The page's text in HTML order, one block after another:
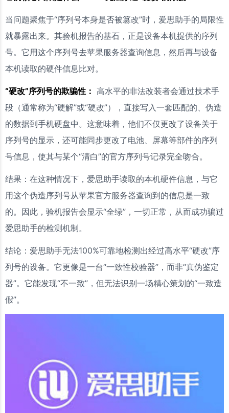
当问题聚焦于“序列号本身是否被篡改”时，爱思助手的局限性
就暴露出来。其验机报告的基石，正是设备本机提供的序列
号。它用这个序列号去苹果服务器查询信息，然后再与设备
本机读取的硬件信息比对。
“硬改”序列号的欺骗性： 高水平的非法改装者会通过技术手
段（通常称为“硬解”或“硬改”），直接写入一套匹配的、伪造
的数据到手机硬盘中。这意味着，他们不仅更改了设备关于
序列号的显示，还可能同步更改了电池、屏幕等部件的序列
号信息，使其与某个“清白”的官方序列号记录完全吻合。
结果：在这种情况下，爱思助手读取的本机硬件信息，与它
用这个伪造序列号从苹果官方服务器查询到的信息是一致
的。因此，验机报告会显示“全绿”，一切正常，从而成功骗过
爱思助手的检测机制。
结论：爱思助手无法100%可靠地检测出经过高水平“硬改”序
列号的设备。它更像是一台“一致性校验器”，而非“真伪鉴定
器”。它能发现“不一致”，但无法识别一场精心策划的“一致造
假”。